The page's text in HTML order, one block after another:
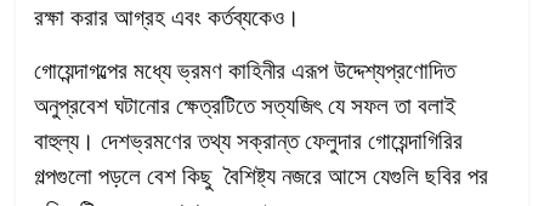
রক্ষা করার আগ্রহ এবং কর্তব্যকেও।
গোয়েন্দাগল্পের মধ্যে ভ্রমণ কাহিনীর এরূপ উদ্দেশ্যপ্রণোদিত
অনুপ্রবেশ ঘটানোর ক্ষেত্রটিতে সত্যজিৎ যে সফল তা বলাই
বাহুল্য। দেশভ্রমণের তথ্য সক্রান্ত ফেলুদার গোয়েন্দাগিরির
গল্পগুলো পড়লে বেশ কিছু বৈশিষ্ট্য নজরে আসে যেগুলি ছবির পর